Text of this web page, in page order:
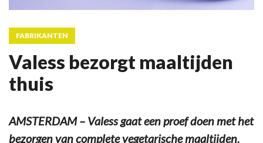
FABRIKANTEN
Valess bezorgt maaltijden
thuis
AMSTERDAM – Valess gaat een proef doen met het
bezorgen van complete vegetarische maaltijden.